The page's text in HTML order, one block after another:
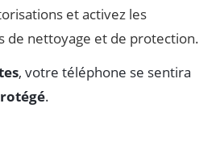
et activez les
de nettoyage et de protection.
, votre téléphone se sentira
.